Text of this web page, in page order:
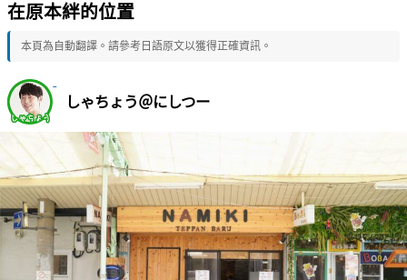
在原本絆的位置
本頁為自動翻譯。請參考日語原文以獲得正確資訊。
しゃちょう＠にしつー